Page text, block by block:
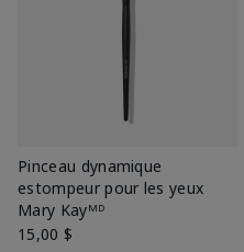
Pinceau dynamique
estompeur pour les yeux
Mary Kayᴹᴰ
15,00 $